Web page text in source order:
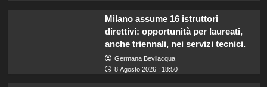
Milano assume 16 istruttori
direttivi: opportunità per laureati,
anche triennali, nei servizi tecnici.
Germana Bevilacqua
8 Agosto 2026 : 18:50